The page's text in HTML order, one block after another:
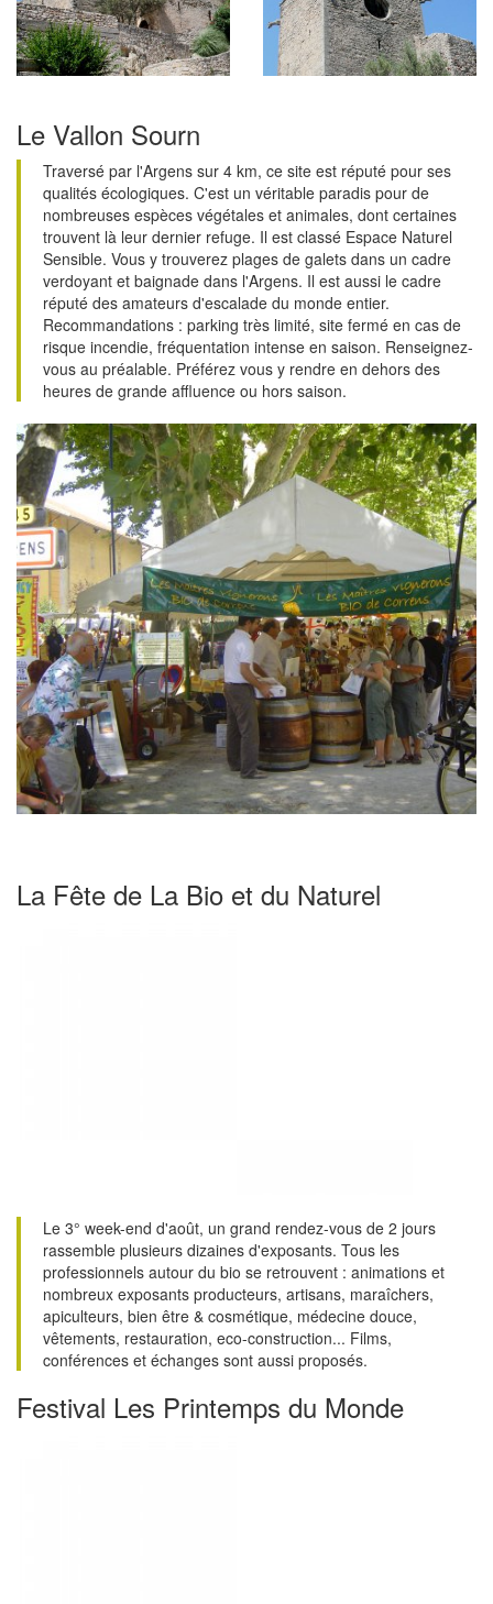
Le Vallon Sourn
Traversé par l'Argens sur 4 km, ce site est réputé pour ses
qualités écologiques. C'est un véritable paradis pour de
nombreuses espèces végétales et animales, dont certaines
trouvent là leur dernier refuge. Il est classé Espace Naturel
Sensible. Vous y trouverez plages de galets dans un cadre
verdoyant et baignade dans l'Argens. Il est aussi le cadre
réputé des amateurs d'escalade du monde entier.
Recommandations : parking très limité, site fermé en cas de
risque incendie, fréquentation intense en saison. Renseignez-
vous au préalable. Préférez vous y rendre en dehors des
heures de grande affluence ou hors saison.
La Fête de La Bio et du Naturel
Le 3° week-end d'août, un grand rendez-vous de 2 jours
rassemble plusieurs dizaines d'exposants. Tous les
professionnels autour du bio se retrouvent : animations et
nombreux exposants producteurs, artisans, maraîchers,
apiculteurs, bien être & cosmétique, médecine douce,
vêtements, restauration, eco-construction... Films,
conférences et échanges sont aussi proposés.
Festival Les Printemps du Monde